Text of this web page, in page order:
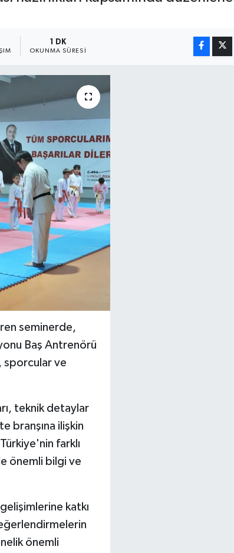
1 DK
OKUNMA SÜRESI
seminerde,
Baş Antrenörü
sporcular ve
teknik detaylar
branşına ilişkin
farklı
önemli bilgi ve
katkı
önemli